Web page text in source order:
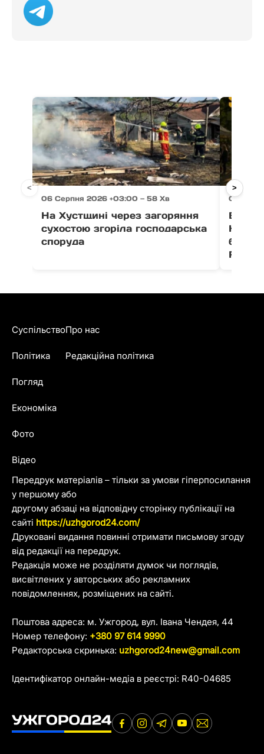
06 Серпня 2026 +03:00 — 58 Хв
На Хустщині через загоряння
сухостою згоріла господарська
споруда
06
В
Fest
< >
Передрук матеріалів – тільки за умови гіперпосилання
у першому або
другому абзаці на відповідну сторінку публікації на
сайті https://uzhgorod24.com/
Друковані видання повинні отримати письмову згоду
від редакції на передрук.
Редакція може не розділяти думок чи поглядів,
висвітлених у авторських або рекламних
повідомленнях, розміщених на сайті.
Поштова адреса: м. Ужгород, вул. Івана Чендея, 44
Номер телефону: +380 97 614 9990
Редакторська скринька: uzhgorod24new@gmail.com
Ідентифікатор онлайн-медіа в реєстрі: R40-04685
Суспільство
Політика
Погляд
Економіка
Фото
Відео
Про нас
Редакційна політика